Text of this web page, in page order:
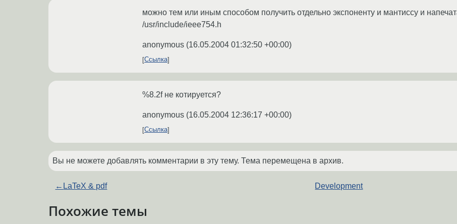
можно тем или иным способом получить отдельно экспоненту и мантиссу и
/usr/include/ieee754.h
anonymous (16.05.2004 01:32:50 +00:00)
Ссылка
%8.2f не котируется?
anonymous (16.05.2004 12:36:17 +00:00)
Ссылка
Вы не можете добавлять комментарии в эту тему. Тема перемещена в архив.
← LaTeX & pdf Development
Похожие темы